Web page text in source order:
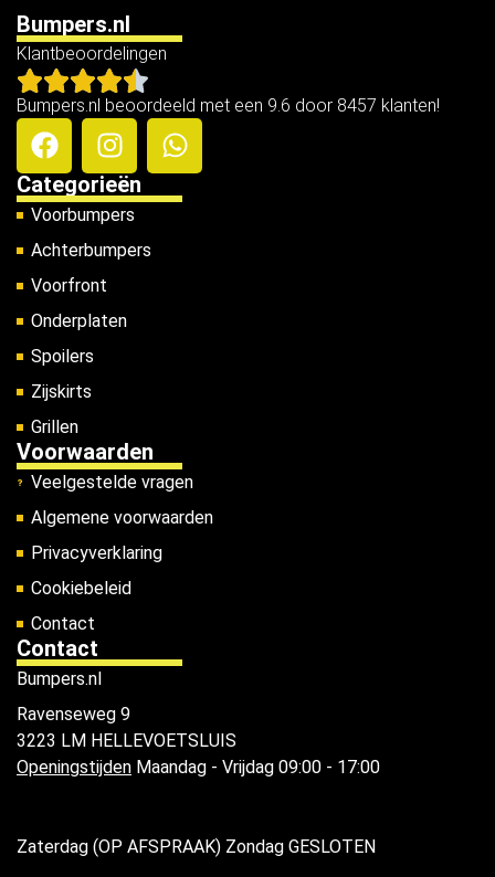
Bumpers.nl
Klantbeoordelingen
Bumpers.nl beoordeeld met een 9.6 door 8457 klanten!
Categorieën
Voorbumpers
Achterbumpers
Voorfront
Onderplaten
Spoilers
Zijskirts
Grillen
Voorwaarden
Veelgestelde vragen
Algemene voorwaarden
Privacyverklaring
Cookiebeleid
Contact
Contact
Bumpers.nl
Ravenseweg 9
3223 LM HELLEVOETSLUIS
Openingstijden Maandag - Vrijdag 09:00 - 17:00
Zaterdag (OP AFSPRAAK) Zondag GESLOTEN